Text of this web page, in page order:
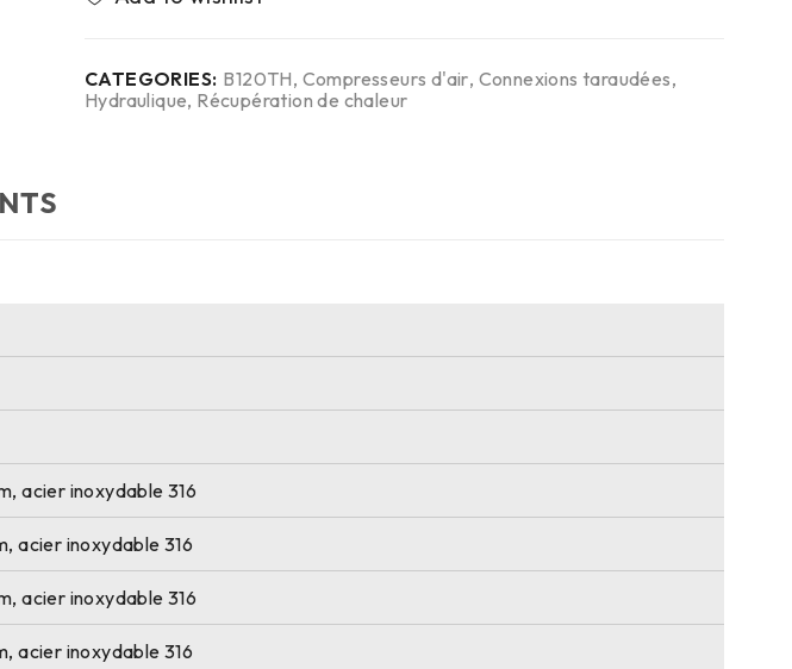
CATEGORIES: B120TH, Compresseurs d'air, Connexions taraudées,
Hydraulique, Récupération de chaleur
acier inoxydable 316
acier inoxydable 316
acier inoxydable 316
acier inoxydable 316